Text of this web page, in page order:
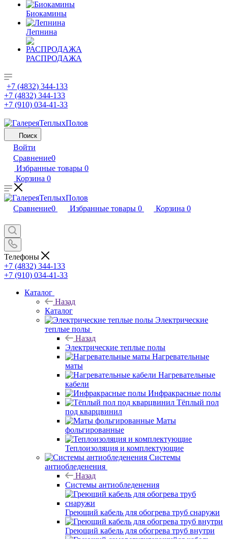
Биокамины
Лепнина
РАСПРОДАЖА
+7 (4832) 344-133
+7 (4832) 344-133
+7 (910) 034-41-33
Поиск
Войти
Сравнение0
Избранные товары 0
Корзина 0
Сравнение0 Избранные товары 0 Корзина 0
Телефоны
+7 (4832) 344-133
+7 (910) 034-41-33
Каталог
Назад
Каталог
Электрические
теплые полы
Назад
Электрические теплые полы
Нагревательные
маты
Нагревательные
кабели
Инфракрасные полы
Тёплый пол
под кварцвинил
Маты
фольгированные
Теплоизоляция и комплектующие
Системы
антиобледенения
Назад
Системы антиобледенения
Греющий кабель для обогрева труб снаружи
Греющий кабель для обогрева труб внутри